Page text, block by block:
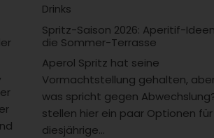
Drinks
Spritz-Saison 2026: Aperitif-
die Sommer-Terrasse
Aperol Spritz hat seine
Vormachtstellung gehalten,
was spricht gegen
stellen hier ein paar Optionen
diesjährige...